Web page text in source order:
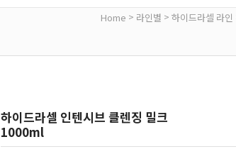
Home > 라인별 > 하이드라셀 라인
하이드라셀 인텐시브 클렌징 밀크
1000ml